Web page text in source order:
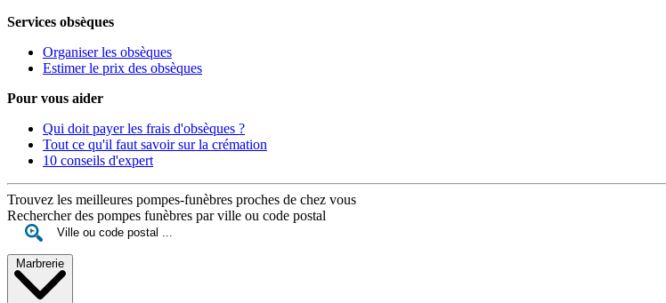
Services obsèques
Organiser les obsèques
Estimer le prix des obsèques
Pour vous aider
Qui doit payer les frais d'obsèques ?
Tout ce qu'il faut savoir sur la crémation
10 conseils d'expert
Trouvez les meilleures pompes-funèbres proches de chez vous
Rechercher des pompes funèbres par ville ou code postal
Marbrerie